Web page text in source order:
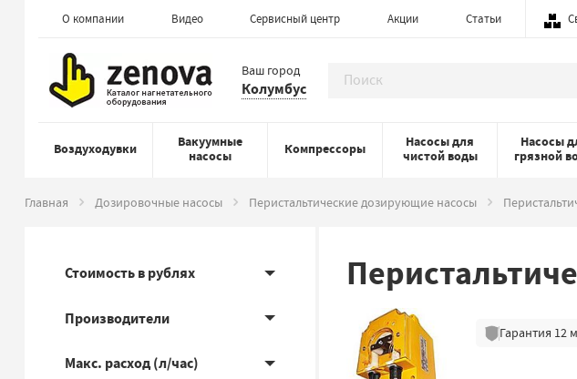
О компании Видео Сервисный центр Акции Статьи
Ваш город
Колумбус
Воздуходувки
Вакуумные
насосы
Компрессоры
Насосы для
чистой воды
Насосы
грязной
Главная Дозировочные насосы Перистальтические дозирующие насосы
Стоимость в рублях
Производители
Макс. расход (л/час)
Гарантия 12